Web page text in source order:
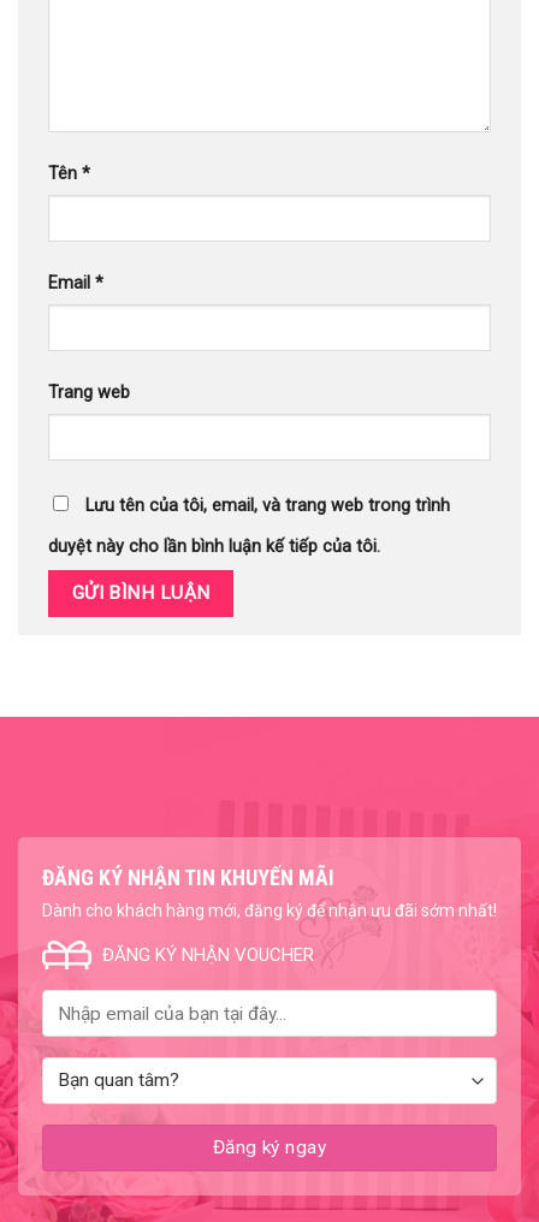
Tên *
Email *
Trang web
Lưu tên của tôi, email, và trang web trong trình
duyệt này cho lần bình luận kế tiếp của tôi.
ĐĂNG KÝ NHẬN TIN KHUYẾN MÃI
Dành cho khách hàng mới, đăng ký để nhận ưu đãi sớm nhất!
ĐĂNG KÝ NHẬN VOUCHER